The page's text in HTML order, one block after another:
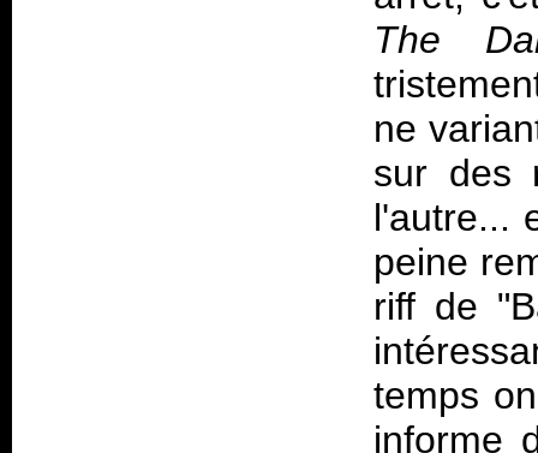
The
ne
sur des
l'autre...
peine
riff de
temps
informe